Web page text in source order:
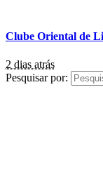
Clube Oriental de
2 dias atrás
Pesquisar por: